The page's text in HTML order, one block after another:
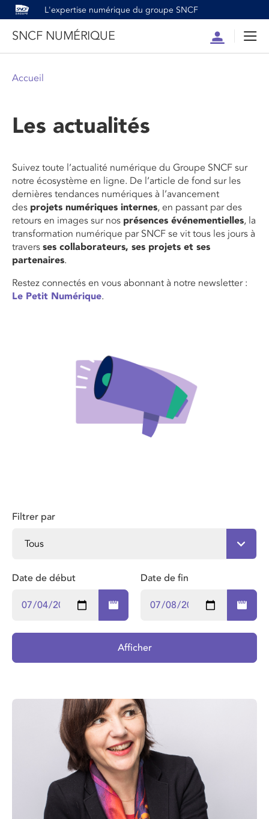
L'expertise numérique du groupe SNCF
SNCF NUMÉRIQUE
Compte
Accueil
Les actualités
Suivez toute l’actualité numérique du Groupe SNCF sur
notre écosystème en ligne. De l’article de fond sur les
dernières tendances numériques à l’avancement
des projets numériques internes, en passant par des
retours en images sur nos présences événementielles, la
transformation numérique par SNCF se vit tous les jours à
travers ses collaborateurs, ses projets et ses
partenaires.
Restez connectés en vous abonnant à notre newsletter :
Le Petit Numérique.
Filtrer par
Date de début Date de fin
Afficher